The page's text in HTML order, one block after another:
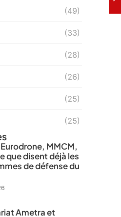
(49)
(33)
(28)
(26)
(25)
(25)
MMCM,
que disent déjà les
de défense du
Ametra et